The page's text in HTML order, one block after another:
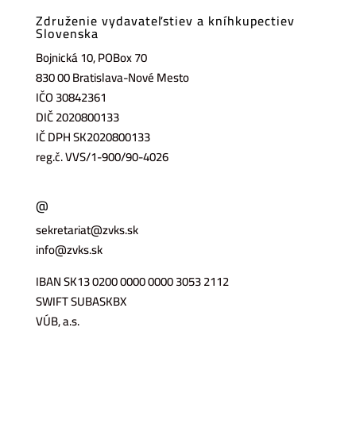
Združenie vydavateľstiev a kníhkupectiev
Slovenska
Bojnická 10, POBox 70
830 00 Bratislava-Nové Mesto
IČO 30842361
DIČ 2020800133
IČ DPH SK2020800133
reg.č. VVS/1-900/90-4026
@
sekretariat@zvks.sk
info@zvks.sk
IBAN SK13 0200 0000 0000 3053 2112
SWIFT SUBASKBX
VÚB, a.s.